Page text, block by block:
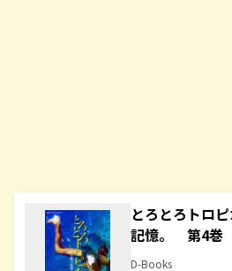
とろとろトロ
記憶。 第4巻
D-Books